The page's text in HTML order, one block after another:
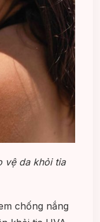
vệ da khỏi tia
chống nắng